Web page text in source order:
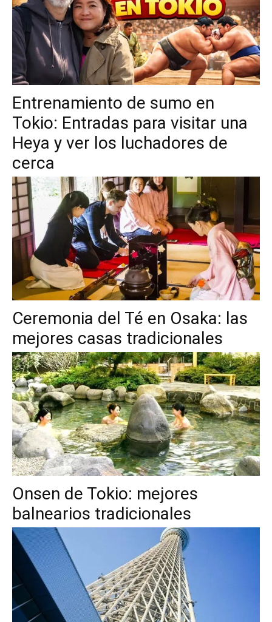
Entrenamiento de sumo en
Tokio: Entradas para visitar una
Heya y ver los luchadores de
cerca
Ceremonia del Té en Osaka: las
mejores casas tradicionales
Onsen de Tokio: mejores
balnearios tradicionales